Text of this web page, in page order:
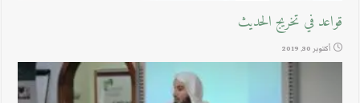
قواعد في تخريج الحديث
أكتوبر 30, 2019